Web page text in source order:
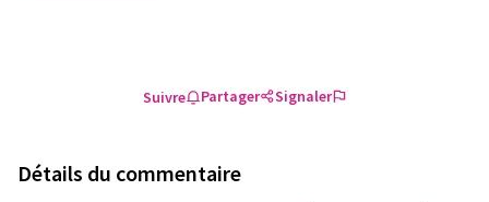
Suivre Partager Signaler
Détails du commentaire